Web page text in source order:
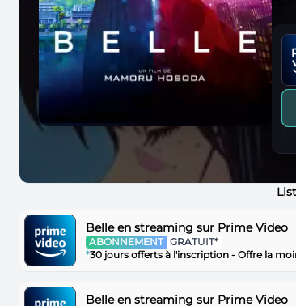
Belle en streaming sur Prime Video
ABONNEMENT GRATUIT*
*30 jours offerts à l'inscription - Offre la
Belle en streaming sur Prime Video